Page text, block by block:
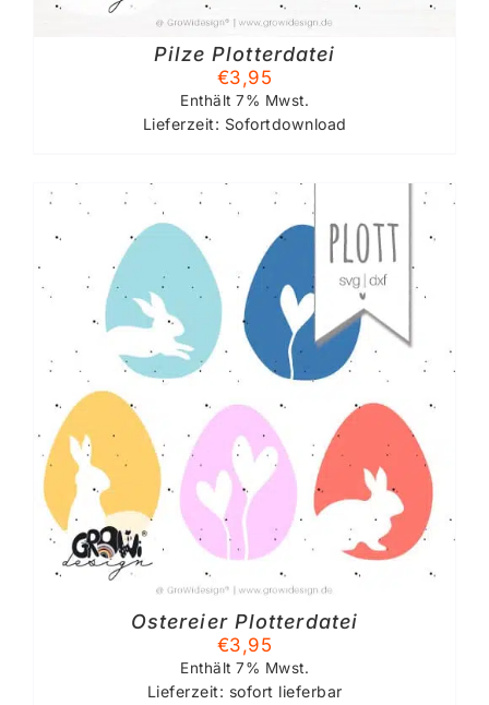
Pilze Plotterdatei
€3,95
Enthält 7% Mwst.
Lieferzeit: Sofortdownload
Ostereier Plotterdatei
€3,95
Enthält 7% Mwst.
Lieferzeit: sofort lieferbar